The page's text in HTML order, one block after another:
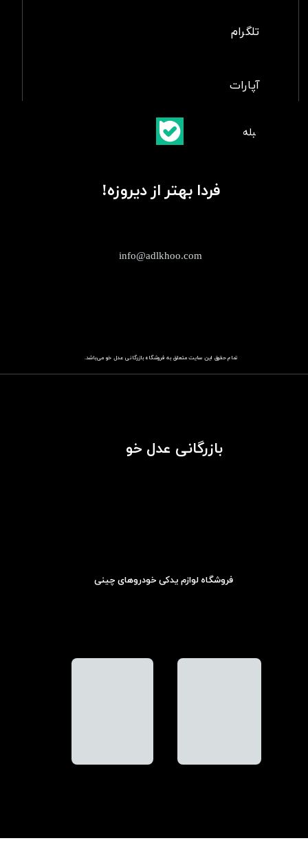
تمام حقوق این سایت متعلق به فروشگاهباز​​​​​​​رگانی عدل خو می‌باشد.
info@adlkhoo.com
بازرگانی عدل خو
فردا بهتر از دیروزه!
فروشگاه لوازم یدکی خودروهای چینی
آپارات
تلگرام
​بلبله​​​​​​​بله